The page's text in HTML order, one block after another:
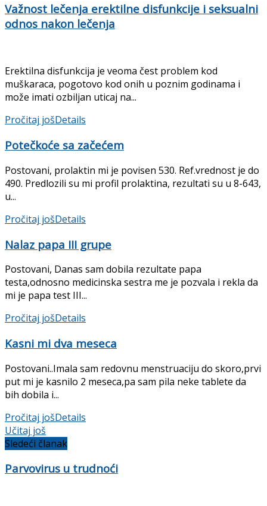
Važnost lečenja erektilne disfunkcije i seksualni
odnos nakon lečenja
Erektilna disfunkcija je veoma čest problem kod
muškaraca, pogotovo kod onih u poznim godinama i
može imati ozbiljan uticaj na...
Pročitaj jošDetails
Potečkoće sa začećem
Postovani, prolaktin mi je povisen 530. Ref.vrednost je do
490. Predlozili su mi profil prolaktina, rezultati su u 8-643,
u...
Pročitaj jošDetails
Nalaz papa III grupe
Postovani, Danas sam dobila rezultate papa
testa,odnosno medicinska sestra me je pozvala i rekla da
mi je papa test III...
Pročitaj jošDetails
Kasni mi dva meseca
Postovani..Imala sam redovnu menstruaciju do skoro,prvi
put mi je kasnilo 2 meseca,pa sam pila neke tablete da
bih dobila i...
Pročitaj jošDetails
Učitaj još
Sledeći članak
Parvovirus u trudnoći